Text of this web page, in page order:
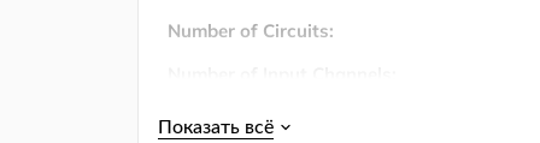
Number of Circuits:
Number of Inputs: